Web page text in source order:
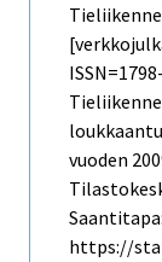
vuoden
Saantitapa:
https://